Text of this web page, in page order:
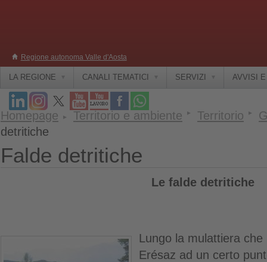
Regione autonoma Valle d'Aosta
LA REGIONE CANALI TEMATICI SERVIZI AVVISI
Homepage Territorio e ambiente Territorio
detritiche
Falde detritiche
Le falde detritiche
Lungo la mulattiera
Erésaz ad un certo